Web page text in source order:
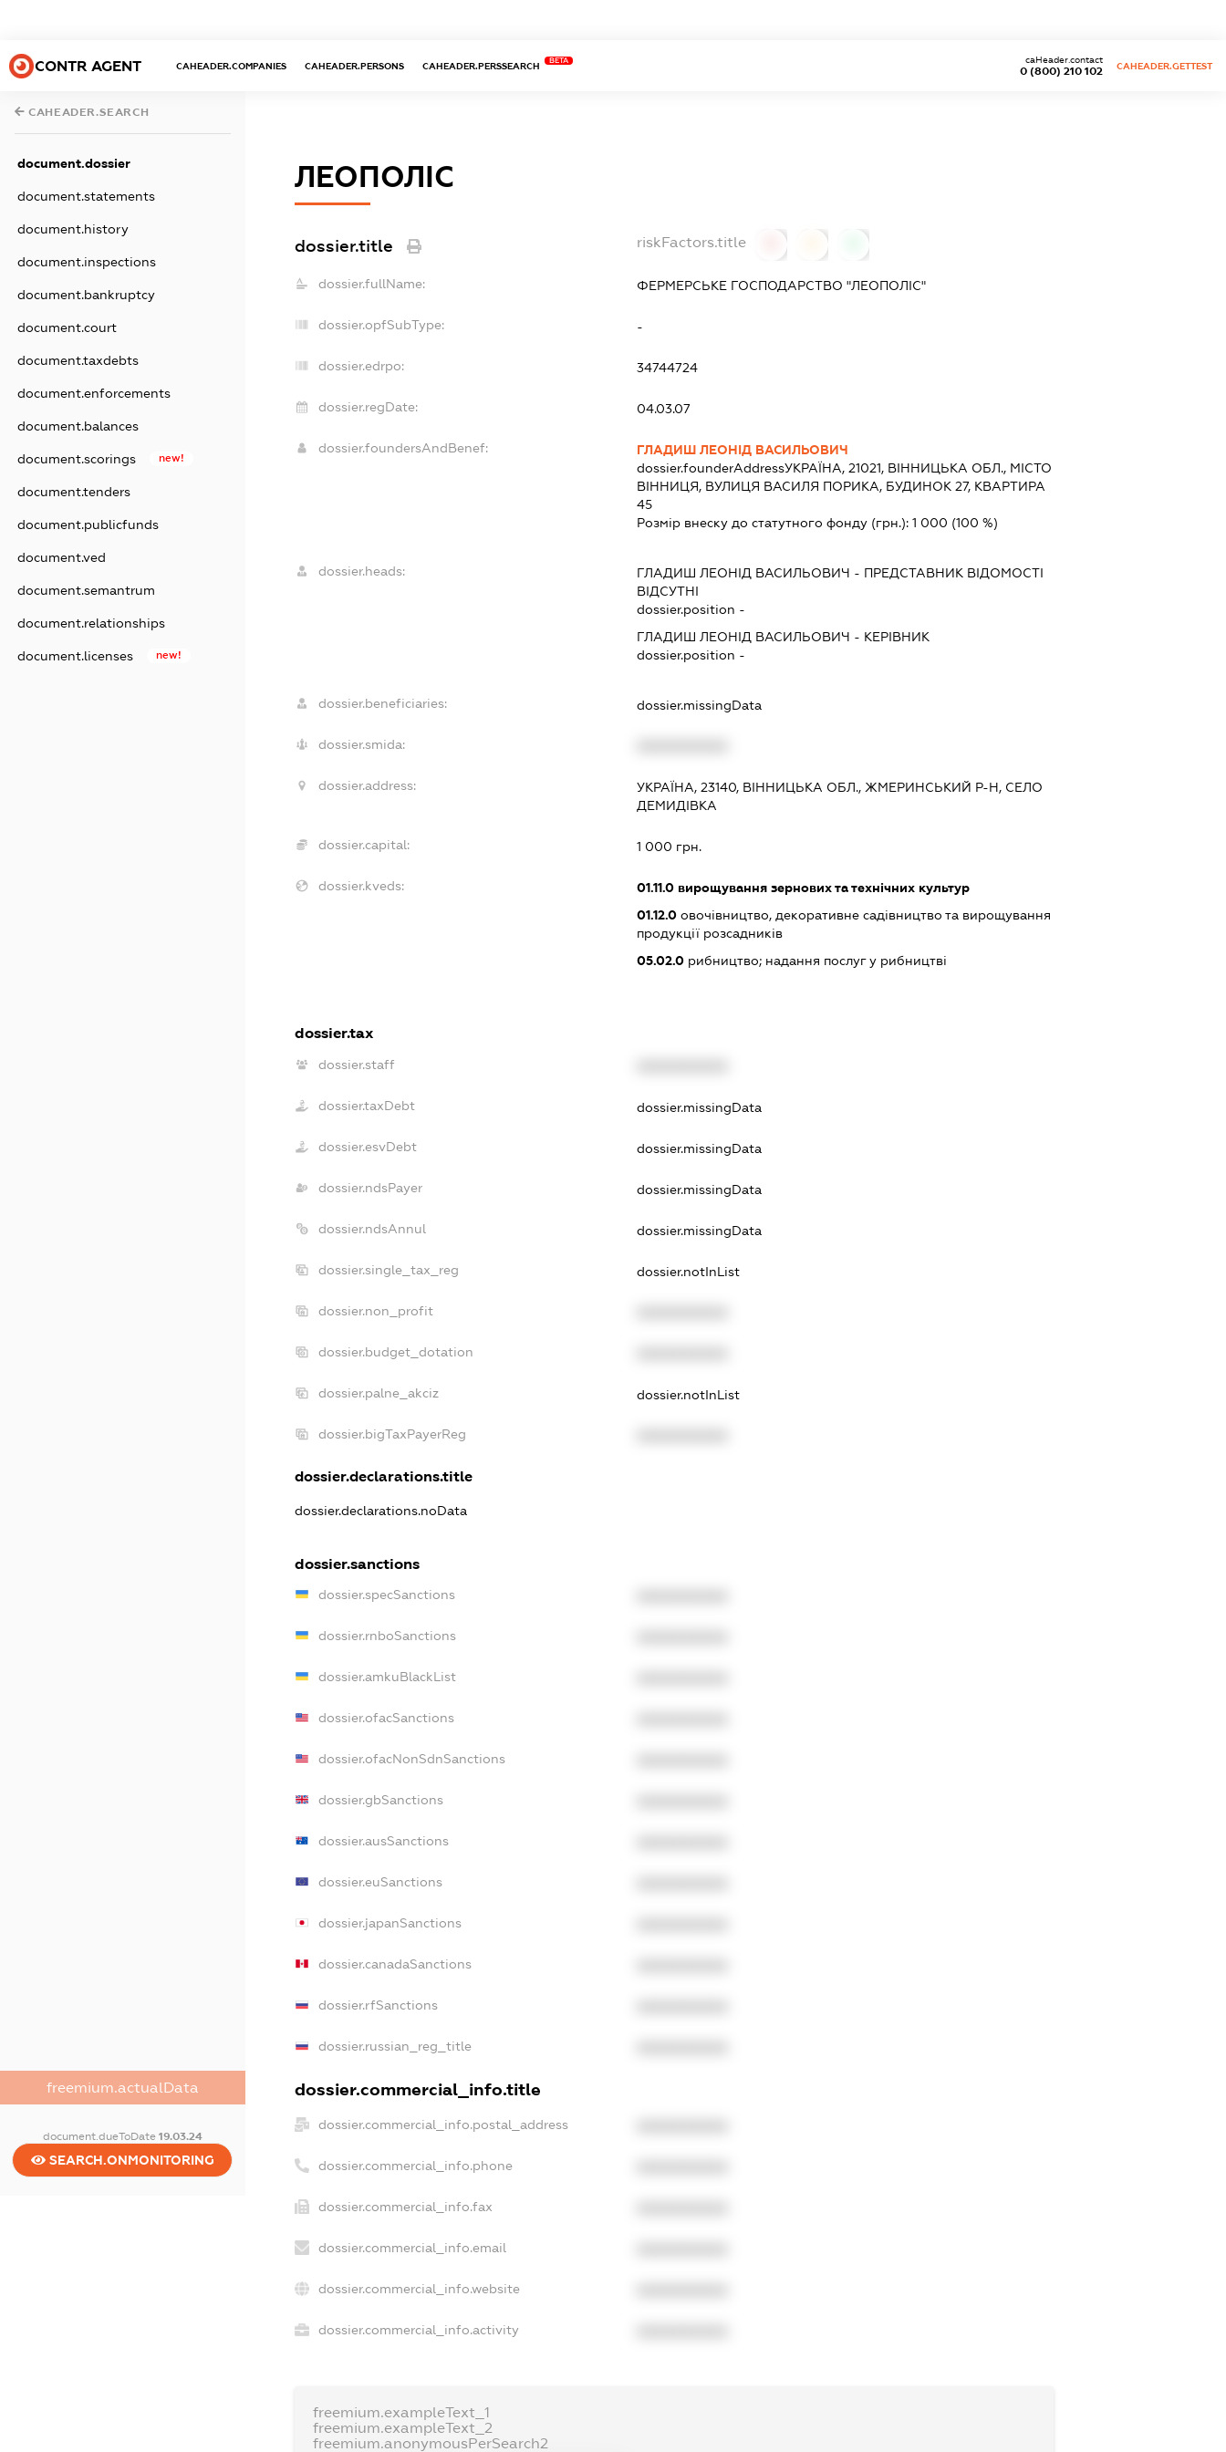
CONTR AGENT CAHEADER.COMPANIES CAHEADER.PERSONS CAHEADER.PERSSEARCH
BETA
0 (800) 210 102
caHeader.contact
CAHEADER.GETTEST
CAHEADER.SEARCH
document.dossier
document.statements
document.history
document.inspections
document.bankruptcy
document.court
document.taxdebts
document.enforcements
document.balances
document.scorings new!
document.tenders
document.publicfunds
document.ved
document.semantrum
document.relationships
document.licenses new!
freemium.actualData
document.dueToDate 19.03.24
SEARCH.ONMONITORING
ЛЕОПОЛІС
dossier.title riskFactors.title
dossier.fullName: ФЕРМЕРСЬКЕ ГОСПОДАРСТВО "ЛЕОПОЛІС"
dossier.opfSubType: -
dossier.edrpo: 34744724
dossier.regDate: 04.03.07
dossier.foundersAndBenef:
ГЛАДИШ ЛЕОНІД ВАСИЛЬОВИЧ
dossier.founderAddressУКРАЇНА, 21021, ВІННИЦЬКА ОБЛ., МІСТО
ВІННИЦЯ, ВУЛИЦЯ ВАСИЛЯ ПОРИКА, БУДИНОК 27, КВАРТИРА
45
Розмір внеску до статутного фонду (грн.): 1 000 (100 %)
dossier.heads: ГЛАДИШ ЛЕОНІД ВАСИЛЬОВИЧ - ПРЕДСТАВНИК ВІДОМОСТІ
ВІДСУТНІ
dossier.position -
ГЛАДИШ ЛЕОНІД ВАСИЛЬОВИЧ - КЕРІВНИК
dossier.position -
dossier.beneficiaries: dossier.missingData
dossier.smida:
dossier.address:
УКРАЇНА, 23140, ВІННИЦЬКА ОБЛ., ЖМЕРИНСЬКИЙ Р-Н, СЕЛО
ДЕМИДІВКА
dossier.capital: 1 000 грн.
dossier.kveds: 01.11.0вирощування зернових та технічних культур
01.12.0овочівництво, декоративне садівництво та вирощування
продукції розсадників
05.02.0рибництво; надання послуг у рибництві
dossier.tax
dossier.staff
dossier.taxDebt dossier.missingData
dossier.esvDebt dossier.missingData
dossier.ndsPayer dossier.missingData
dossier.ndsAnnul dossier.missingData
dossier.single_tax_reg dossier.notInList
dossier.non_profit
dossier.budget_dotation
dossier.palne_akciz dossier.notInList
dossier.bigTaxPayerReg
dossier.declarations.title
dossier.declarations.noData
dossier.sanctions
dossier.specSanctions
dossier.rnboSanctions
dossier.amkuBlackList
dossier.ofacSanctions
dossier.ofacNonSdnSanctions
dossier.gbSanctions
dossier.ausSanctions
dossier.euSanctions
dossier.japanSanctions
dossier.canadaSanctions
dossier.rfSanctions
dossier.russian_reg_title
dossier.commercial_info.title
dossier.commercial_info.postal_address
dossier.commercial_info.phone
dossier.commercial_info.fax
dossier.commercial_info.email
dossier.commercial_info.website
dossier.commercial_info.activity
freemium.exampleText_1
freemium.exampleText_2
freemium.anonymousPerSearch2